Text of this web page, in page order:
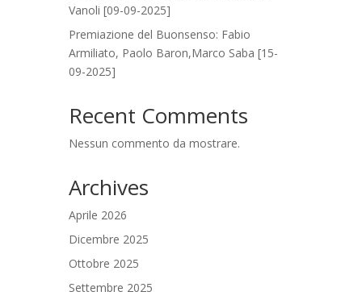
Vanoli [09-09-2025]
Premiazione del Buonsenso: Fabio
Armiliato, Paolo Baron,Marco Saba [15-
09-2025]
Recent Comments
Nessun commento da mostrare.
Archives
Aprile 2026
Dicembre 2025
Ottobre 2025
Settembre 2025